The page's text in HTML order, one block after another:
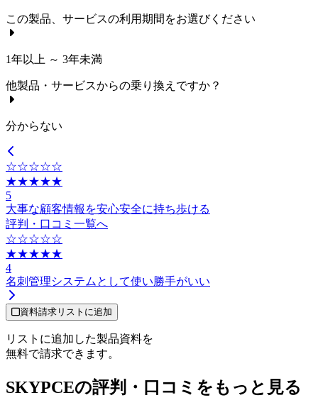
この製品、サービスの利用期間をお選びください
1年以上 ～ 3年未満
他製品・サービスからの乗り換えですか？
分からない
☆☆☆☆☆
★★★★★
5
大事な顧客情報を安心安全に持ち歩ける
評判・口コミ一覧へ
☆☆☆☆☆
★★★★★
4
名刺管理システムとして使い勝手がいい
資料請求リストに追加
リストに追加した製品資料を
無料で請求できます。
SKYPCEの評判・口コミをもっと見る